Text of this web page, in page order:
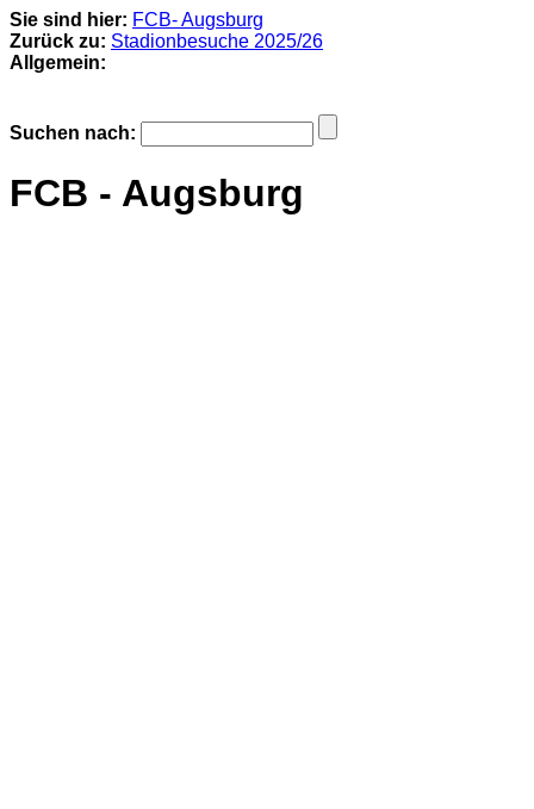
Sie sind hier: FCB- Augsburg
Zurück zu: Stadionbesuche 2025/26
Allgemein:
Suchen nach:
FCB - Augsburg